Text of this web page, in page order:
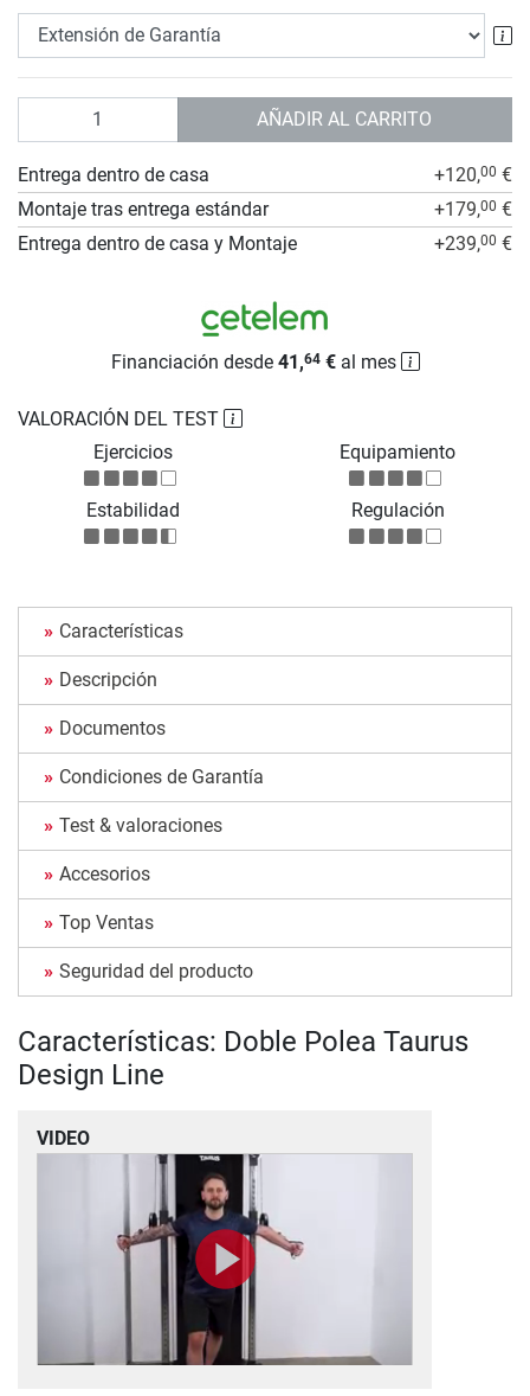
AÑADIR AL CARRITO
VALORACIÓN DEL TEST
Ejercicios
Equipamiento
Estabilidad Regulación
Entrega dentro de casa +120,00 €
Montaje tras entrega estándar
+179,00 €
Entrega dentro de casa y Montaje
+239,00 €
Financiación desde 41,64€al mes
Características
Descripción
Documentos
Condiciones de Garantía
Test & valoraciones
Accesorios
Top Ventas
Seguridad del producto
Características: Doble Polea Taurus
Design Line
VIDEO